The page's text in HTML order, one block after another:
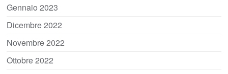
Gennaio 2023
Dicembre 2022
Novembre 2022
Ottobre 2022